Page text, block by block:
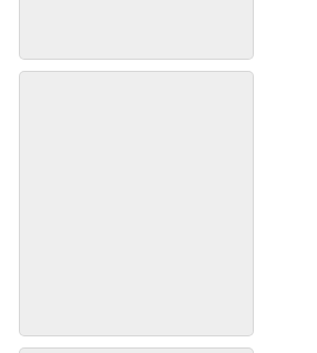
[LSS山茶摄影] NO.035 大提琴专业脱丝